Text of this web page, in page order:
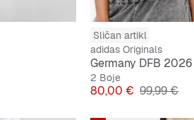
Sličan artikl
adidas Originals
Germany DFB
2 Boje
Cijena
80,00 € Originalna
99,99 €